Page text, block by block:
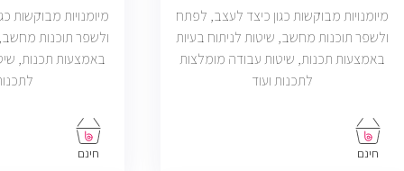
מיומנויות מבוקשות כגון כיצד לעצב, לפתח
ולשפר תוכנות מחשב, שיטות לניתוח בעיות
באמצעות תכנות, שיטות עבודה מומלצות
לתכנות ועוד
חינם
מיומנויות מבוקשות
ולשפר תוכנות
באמצעות תכנות,
חינם